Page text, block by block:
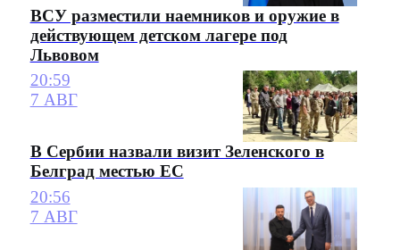
ВСУ разместили наемников и оружие в
действующем детском лагере под
Львовом
20:59
7 АВГ
В Сербии назвали визит Зеленского в
Белград местью ЕС
20:56
7 АВГ